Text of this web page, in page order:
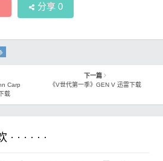
分享 0
Carp
载
下一篇
《V世代第一季》GEN V 迅雷下载
· · · · ·